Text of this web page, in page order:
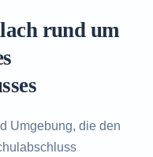
rund um
Umgebung, die den